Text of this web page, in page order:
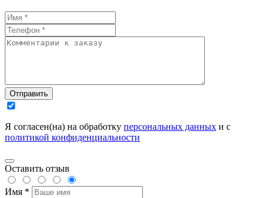
Отправить
Я согласен(на) на обработку персональных данных и с
политикой конфиденциальности
Оставить отзыв
Имя *